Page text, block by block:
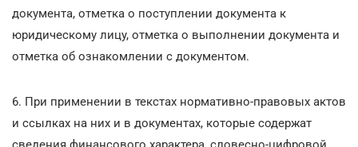
документа, отметка о поступлении документа к
юридическому лицу, отметка о выполнении документа и
отметка об ознакомлении с документом.
6. При применении в текстах нормативно-правовых актов
и ссылках на них и в документах, которые содержат